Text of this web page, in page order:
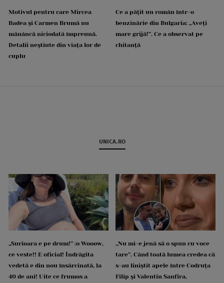
Motivul pentru care Mircea
Badea și Carmen Brumă nu
mănâncă niciodată împreună.
Detalii neștiute din viața lor de
cuplu
Ce a pățit un român într-o
benzinărie din Bulgaria: „Aveți
mare grijă!”. Ce a observat pe
chitanță
UNICA.RO
„Surioara e pe drum!” :o Wooow,
ce veste!! E oficial! Îndrăgita
vedetă e din nou însărcinată, la
40 de ani! Uite ce frumos a
„Nu mi-e jenă să o spun cu voce
tare”. Când toată lumea credea că
s-au liniștit apele între Codruța
Filip și Valentin Sanfira,